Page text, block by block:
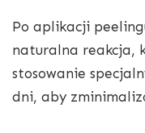
Po aplikacji
naturalna reakcja,
stosowanie
dni, aby